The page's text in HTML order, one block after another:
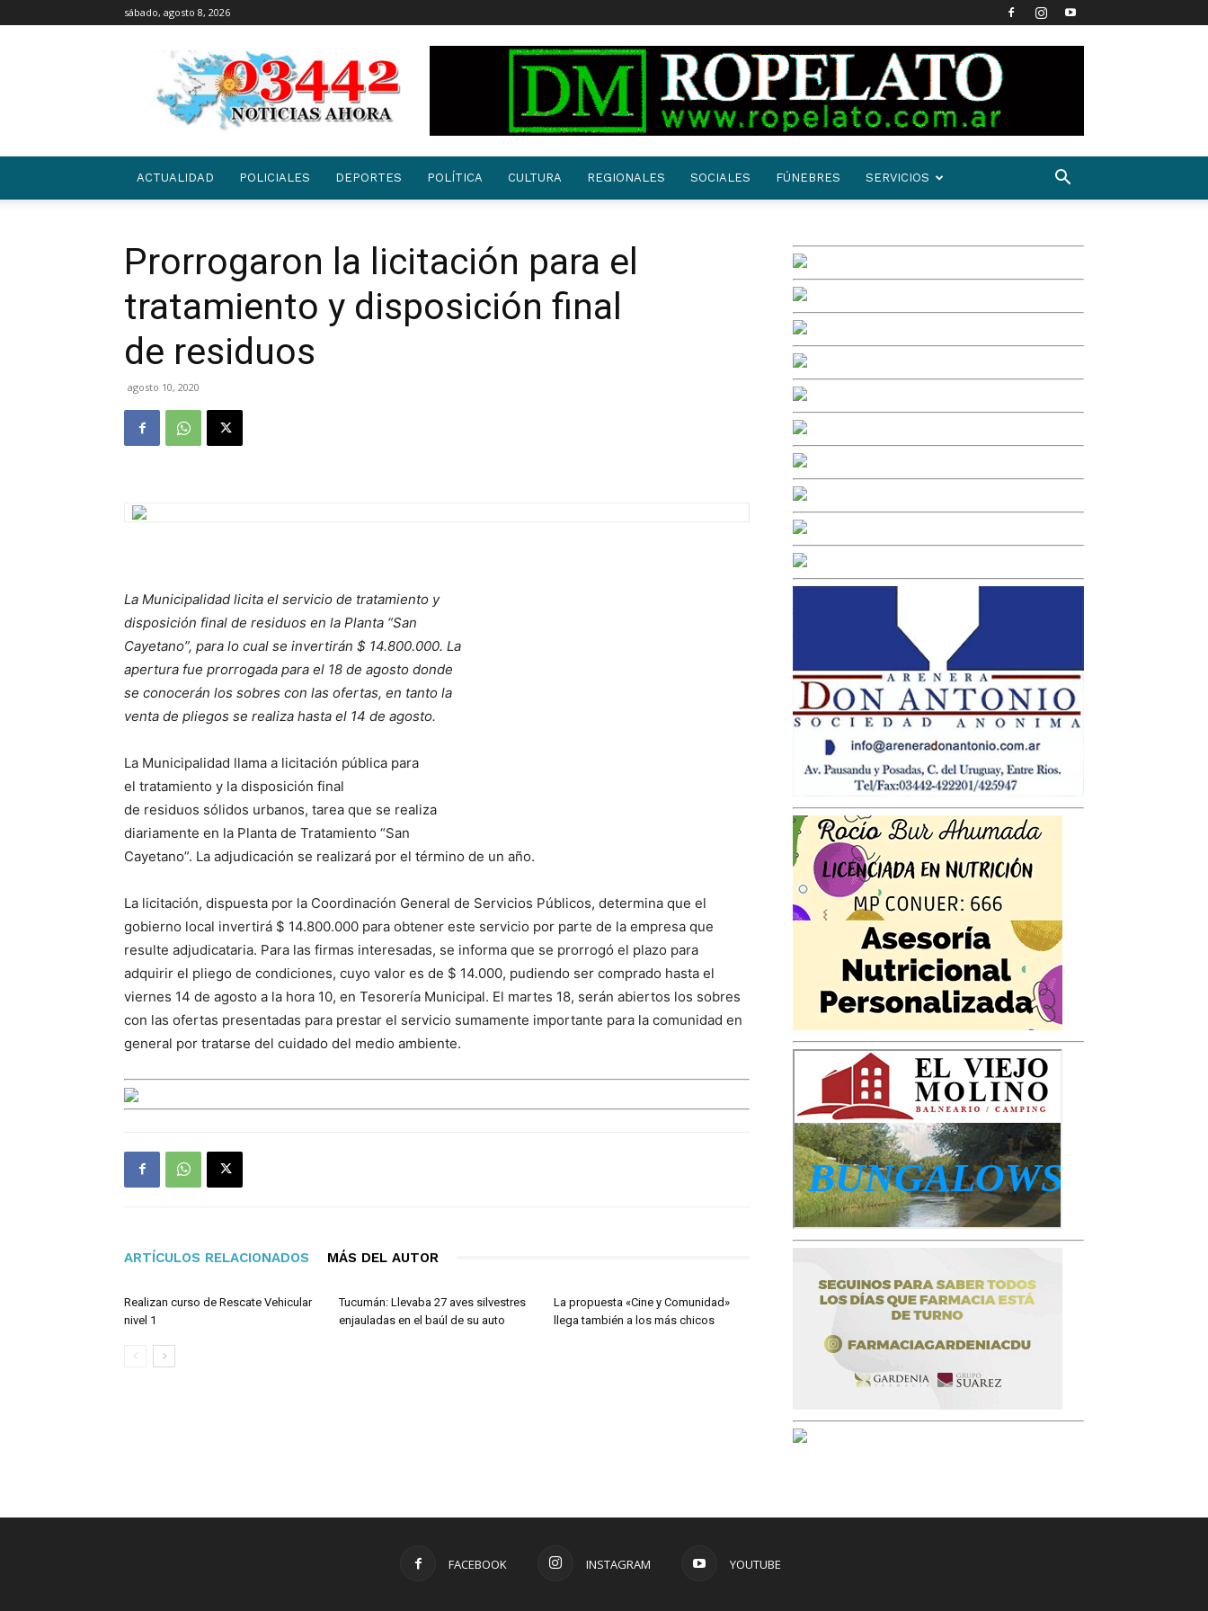
sábado, agosto 8, 2026
03442
|
NOTICIAS
ACTUALIDAD POLICIALES DEPORTES POLÍTICA CULTURA REGIONALES SOCIALES FÚNEBRES SERVICIOS
Prorrogaron la licitación para el
tratamiento y disposición final
de residuos
agosto 10, 2020
La Municipalidad licita el servicio de tratamiento y
disposición final de residuos en la Planta “San
Cayetano”, para lo cual se invertirán $ 14.800.000. La
apertura fue prorrogada para el 18 de agosto donde
se conocerán los sobres con las ofertas, en tanto la
venta de pliegos se realiza hasta el 14 de agosto.
La Municipalidad llama a licitación pública para
el tratamiento y la disposición final
de residuos sólidos urbanos, tarea que se realiza
diariamente en la Planta de Tratamiento “San
Cayetano”. La adjudicación se realizará por el término de un año.
La licitación, dispuesta por la Coordinación General de Servicios Públicos, determina que el
gobierno local invertirá $ 14.800.000 para obtener este servicio por parte de la empresa que
resulte adjudicataria. Para las firmas interesadas, se informa que se prorrogó el plazo para
adquirir el pliego de condiciones, cuyo valor es de $ 14.000, pudiendo ser comprado hasta el
viernes 14 de agosto a la hora 10, en Tesorería Municipal. El martes 18, serán abiertos los sobres
con las ofertas presentadas para prestar el servicio sumamente importante para la comunidad en
general por tratarse del cuidado del medio ambiente.
ARTÍCULOS RELACIONADOS MÁS DEL AUTOR
Realizan curso de Rescate Vehicular
nivel 1
Tucumán: Llevaba 27 aves silvestres
enjauladas en el baúl de su auto
La propuesta «Cine y Comunidad»
llega también a los más chicos
FACEBOOK INSTAGRAM YOUTUBE